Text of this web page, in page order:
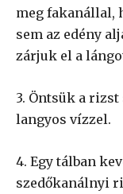
meg fakanállal,
sem az edény
zárjuk el a
3. Öntsük a
langyos vízzel.
4. Egy tálban
szedőkanálnyi